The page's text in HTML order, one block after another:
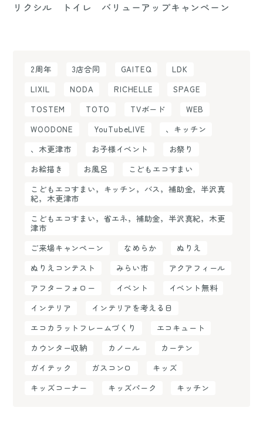
リクシル トイレ バリューアップキャンペーン
2周年 3店合同 GAITEQ
LDK
LIXIL
NODA RICHELLE
SPAGE
TOSTEM
TOTO TVボード
WEB
WOODONE
YouTubeLIVE
、キッチン
、木更津市
お子様イベント
お祭り
お絵描き
お風呂
こどもエコすまい
こどもエコすまい，キッチン，バス，補助金，半沢真
紀，木更津市
こどもエコすまい，省エネ，補助金，半沢真紀，木更
津市
ご来場キャンペーン
なめらか
ぬりえ
ぬりえコンテスト
みらい市
アクアフィール
アフターフォロー
イベント
イベント無料
インテリア
インテリアを考える日
エコカラットフレームづくり
エコキュート
カウンター収納
カノール
カーテン
ガイテック
ガスコンロ
キッズ
キッズコーナー
キッズパーク キッチン